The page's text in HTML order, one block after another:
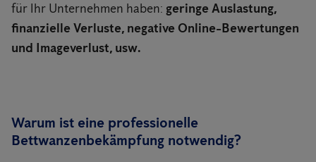
für Ihr Unternehmen haben: geringe Auslastung,
finanzielle Verluste, negative Online-Bewertungen
und Imageverlust, usw.
Warum ist eine professionelle
Bettwanzenbekämpfung notwendig?